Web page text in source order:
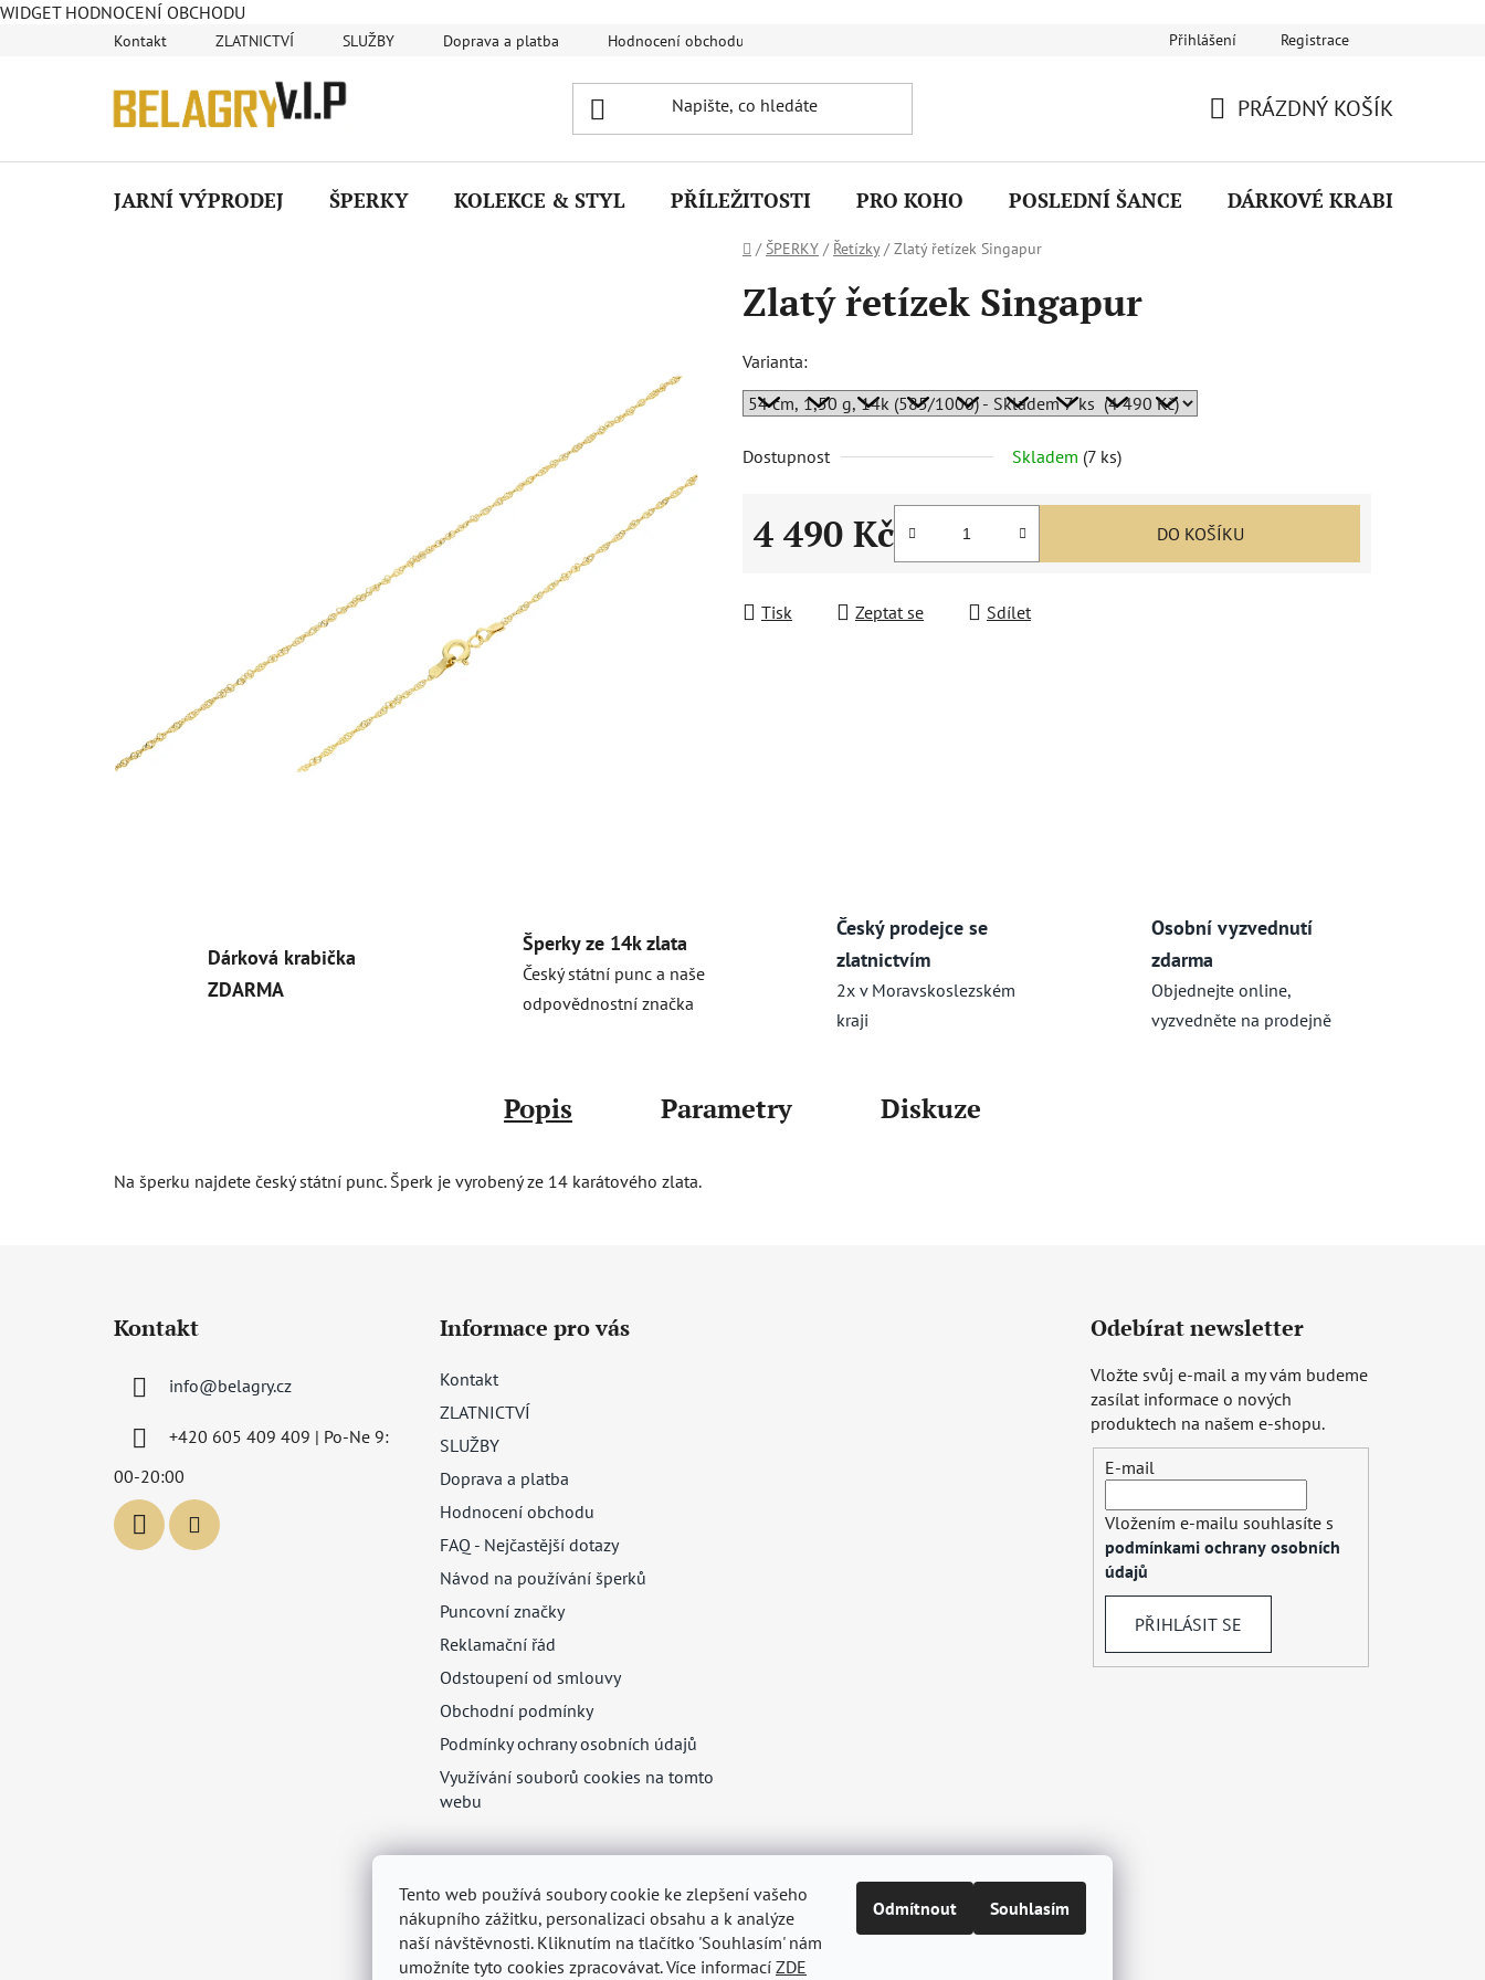
WIDGET HODNOCENÍ OBCHODU
Tento web používá soubory cookie ke zlepšení vašeho
nákupního zážitku, personalizaci obsahu a k analýze
naší návštěvnosti. Kliknutím na tlačítko 'Souhlasím' nám
umožníte tyto cookies zpracovávat. Více informací ZDE
Odmítnout Souhlasím
Kontakt ZLATNICTVÍ SLUŽBY Doprava a platba Hodnocení obchodu Návod na používání šperků Puncovní značky
Přihlášení Registrace
KOŠÍK
PRÁZDNÝ KOŠÍK
JARNÍ VÝPRODEJ ŠPERKY KOLEKCE & STYL PŘÍLEŽITOSTI PRO KOHO POSLEDNÍ ŠANCE DÁRKOVÉ KRABIČKY
Domů
/ ŠPERKY / Řetízky / Zlatý řetízek Singapur
Zlatý řetízek Singapur
Varianta:
Dostupnost Skladem (7 ks)
4 490 Kč DO KOŠÍKU
Tisk Zeptat se Sdílet
Dárková krabička
ZDARMA
Šperky ze 14k zlata
Český státní punc a naše
odpovědnostní značka
Český prodejce se
zlatnictvím
2x v Moravskoslezském
kraji
Osobní vyzvednutí
zdarma
Objednejte online,
vyzvedněte na prodejně
Popis Parametry Diskuze
Na šperku najdete český státní punc. Šperk je vyrobený ze 14 karátového zlata.
Kontakt
info@belagry.cz
+420 605 409 409 | Po-Ne 9:
00-20:00
Informace pro vás
Kontakt
ZLATNICTVÍ
SLUŽBY
Doprava a platba
Hodnocení obchodu
FAQ - Nejčastější dotazy
Návod na používání šperků
Puncovní značky
Reklamační řád
Odstoupení od smlouvy
Obchodní podmínky
Podmínky ochrany osobních údajů
Využívání souborů cookies na tomto
webu
Odebírat newsletter
Vložte svůj e-mail a my vám budeme
zasílat informace o nových
produktech na našem e-shopu.
E-mail
Vložením e-mailu souhlasíte s
podmínkami ochrany osobních
údajů
PŘIHLÁSIT SE